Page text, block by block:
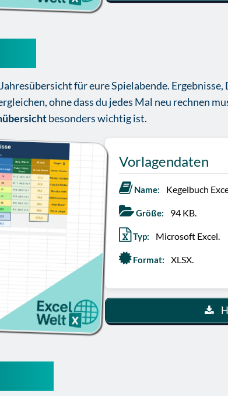
für eure Spielabende.
ohne dass du jedes Mal neu rechnen
besonders wichtig ist.
Vorlagendaten
Name: Kegelbuch
Größe: 94 KB.
Typ: Microsoft Excel.
Format: XLSX.